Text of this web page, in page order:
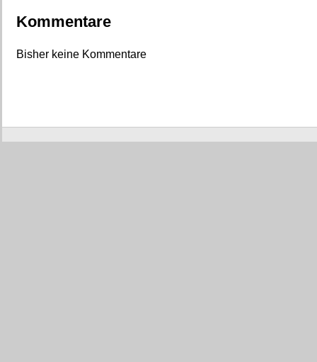
Kommentare
Bisher keine Kommentare